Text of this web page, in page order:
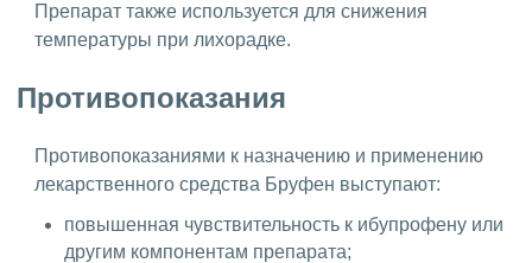
Препарат также используется для снижения
температуры при лихорадке.
Противопоказания
Противопоказаниями к назначению и применению
лекарственного средства Бруфен выступают:
повышенная чувствительность к ибупрофену или
другим компонентам препарата;